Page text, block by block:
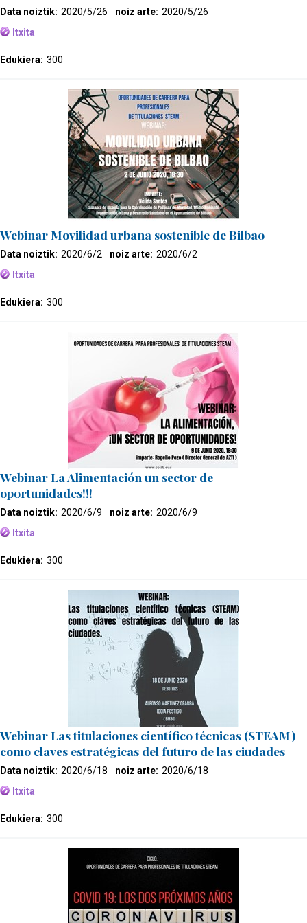
Data noiztik: 2020/5/26 noiz arte: 2020/5/26
Itxita
Edukiera: 300
Webinar Movilidad urbana sostenible de Bilbao
Data noiztik: 2020/6/2 noiz arte: 2020/6/2
Itxita
Edukiera: 300
Webinar La Alimentación un sector de
oportunidades!!!
Data noiztik: 2020/6/9 noiz arte: 2020/6/9
Itxita
Edukiera: 300
Webinar Las titulaciones científico técnicas (STEAM)
como claves estratégicas del futuro de las ciudades
Data noiztik: 2020/6/18 noiz arte: 2020/6/18
Itxita
Edukiera: 300